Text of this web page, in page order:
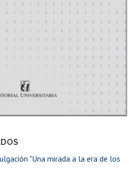
"Una mirada a la era de los